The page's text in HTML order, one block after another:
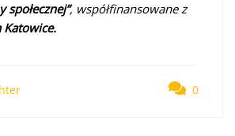
, współfinansowane z
Katowice.
0